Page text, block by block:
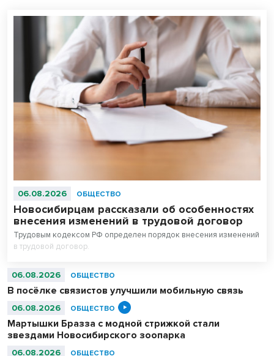
06.08.2026 ОБЩЕСТВО
Новосибирцам рассказали об особенностях
внесения изменений в трудовой договор
Трудовым кодексом РФ определен порядок внесения изменений
в трудовой договор.
06.08.2026 ОБЩЕСТВО
В посёлке связистов улучшили мобильную связь
06.08.2026 ОБЩЕСТВО
Мартышки Бразза с модной стрижкой стали
звездами Новосибирского зоопарка
06.08.2026 ОБЩЕСТВО